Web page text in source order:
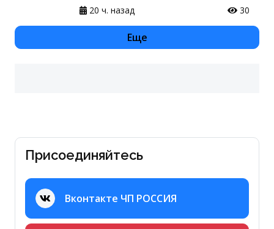
20 ч. назад
30
Еще
Присоединяйтесь
Вконтакте ЧП РОССИЯ